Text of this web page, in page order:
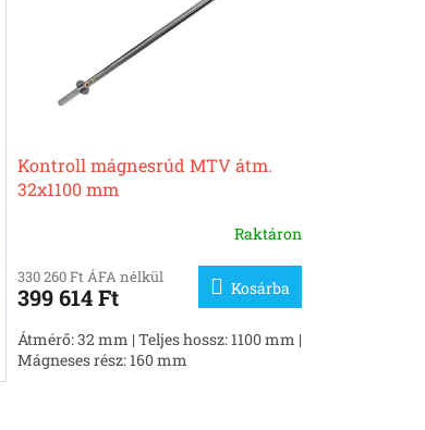
Kontroll mágnesrúd MTV átm.
32x1100 mm
Raktáron
330 260 Ft ÁFA nélkül
399 614 Ft Kosárba
Átmérő: 32 mm | Teljes hossz: 1100 mm |
Mágneses rész: 160 mm